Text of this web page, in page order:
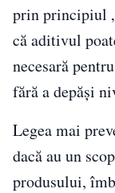
prin principiul
că aditivul
necesară
fără a depăși
Legea mai
dacă au un
produsului,